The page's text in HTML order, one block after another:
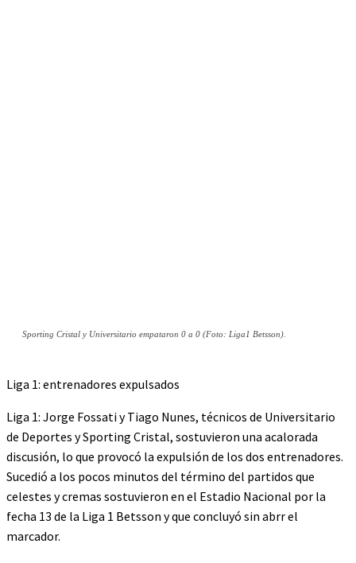
Sporting Cristal y Universitario empataron 0 a 0 (Foto: Liga1 Betsson).
Liga 1: entrenadores expulsados
Liga 1: Jorge Fossati y Tiago Nunes, técnicos de Universitario
de Deportes y Sporting Cristal, sostuvieron una acalorada
discusión, lo que provocó la expulsión de los dos entrenadores.
Sucedió a los pocos minutos del término del partidos que
celestes y cremas sostuvieron en el Estadio Nacional por la
fecha 13 de la Liga 1 Betsson y que concluyó sin abrr el
marcador.